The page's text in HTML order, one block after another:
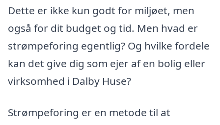
Dette er ikke kun godt for miljøet, men
også for dit budget og tid. Men hvad er
strømpeforing egentlig? Og hvilke fordele
kan det give dig som ejer af en bolig eller
virksomhed i Dalby Huse?
Strømpeforing er en metode til at